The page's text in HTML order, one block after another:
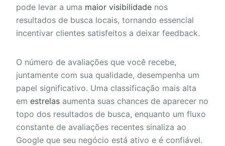
pode levar a uma maior visibilidade nos
resultados de busca locais, tornando essencial
incentivar clientes satisfeitos a deixar feedback.
O número de avaliações que você recebe,
juntamente com sua qualidade, desempenha um
papel significativo. Uma classificação mais alta
em estrelas aumenta suas chances de aparecer no
topo dos resultados de busca, enquanto um fluxo
constante de avaliações recentes sinaliza ao
Google que seu negócio está ativo e é confiável.